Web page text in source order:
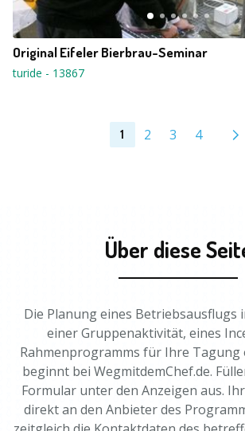
Original Eifeler Bierbrau-Seminar
turide - 13867
1 2 3 4
Über diese
Die Planung eines Betriebsausflugs
einer Gruppenaktivität, eines
Rahmenprogramms für Ihre Tagung
beginnt bei WegmitdemChef.de.
Formular unter den Anzeigen aus.
direkt an den Anbieter des